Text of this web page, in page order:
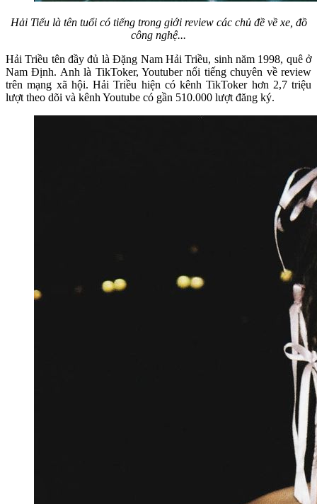
Hải Tiểu là tên tuổi có tiếng trong giới review các chủ đề về xe, đồ
công nghệ...
Hải Triều tên đầy đủ là Đặng Nam Hải Triều, sinh năm 1998, quê ở
Nam Định. Anh là TikToker, Youtuber nổi tiếng chuyên về review
trên mạng xã hội. Hải Triều hiện có kênh TikToker hơn 2,7 triệu
lượt theo dõi và kênh Youtube có gần 510.000 lượt đăng ký.